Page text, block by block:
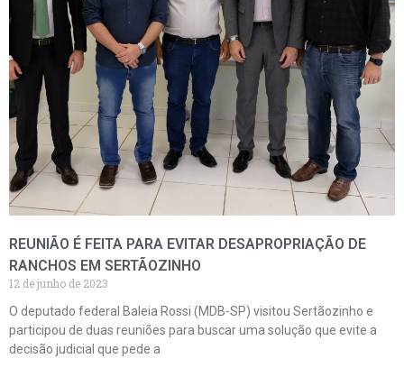
REUNIÃO É FEITA PARA EVITAR DESAPROPRIAÇÃO DE
RANCHOS EM SERTÃOZINHO
12 de junho de 2023
O deputado federal Baleia Rossi (MDB-SP) visitou Sertãozinho e
participou de duas reuniões para buscar uma solução que evite a
decisão judicial que pede a